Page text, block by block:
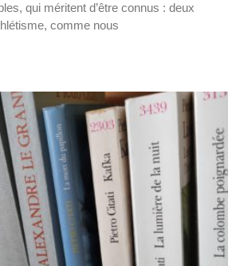
qui méritent d’être connus : deux
comme nous